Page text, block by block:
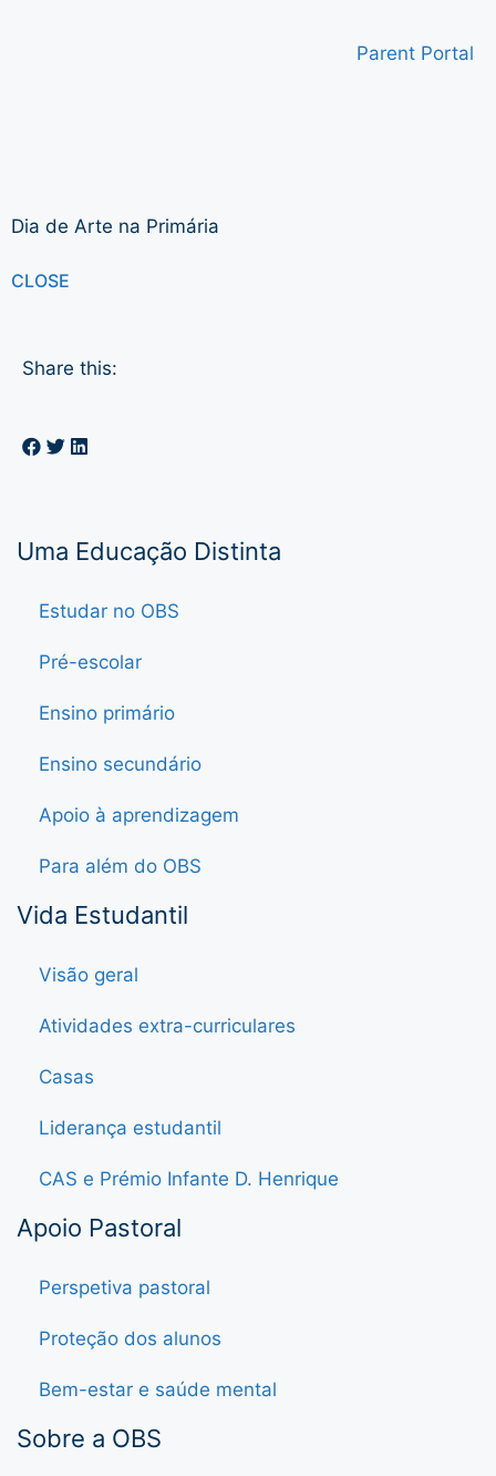
Parent Portal
Dia de Arte na Primária
CLOSE
Share this:
Uma Educação Distinta
Estudar no OBS
Pré-escolar
Ensino primário
Ensino secundário
Apoio à aprendizagem
Para além do OBS
Vida Estudantil
Visão geral
Atividades extra-curriculares
Casas
Liderança estudantil
CAS e Prémio Infante D. Henrique
Apoio Pastoral
Perspetiva pastoral
Proteção dos alunos
Bem-estar e saúde mental
Sobre a OBS